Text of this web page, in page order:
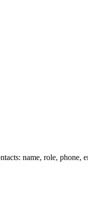
name, role, phone,